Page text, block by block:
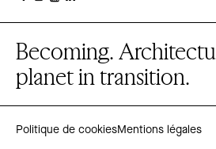
Becoming.
planet in transition.
Politique de cookiesMentions légales